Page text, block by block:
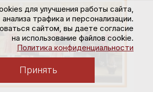
для улучшения работы сайта,
анализа трафика и персонализации.
сайтом, вы даете согласие
на использование файлов cookie.
Политика конфиденциальности
Принять